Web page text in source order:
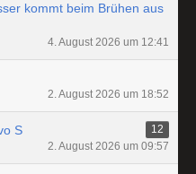
kommt beim Brühen aus
4. August 2026 um 12:41
2. August 2026 um 18:52
S
12
2. August 2026 um 09:57